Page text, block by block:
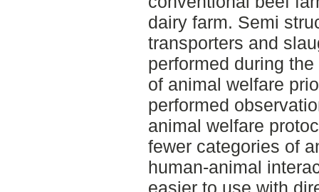
dairy farm. Semi
transporters and
performed during
of animal welfare
performed
animal welfare
fewer categories of
human-animal
easier to use with